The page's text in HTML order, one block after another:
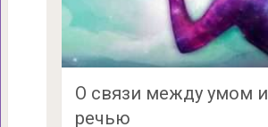
О связи между умом и
речью